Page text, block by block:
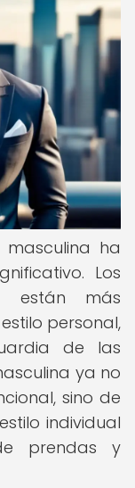
ha
Los
están más
personal,
de las
ya no
sino de
individual
prendas y